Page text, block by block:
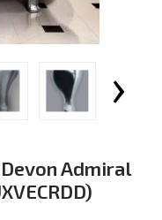
›
Admiral